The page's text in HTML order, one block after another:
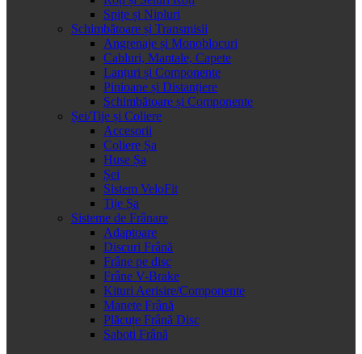
Spițe și Nipluri
Schimbătoare și Transmisii
Angrenaje și Monoblocuri
Cabluri, Mantale, Capete
Lanțuri și Componente
Pinioane și Distanțiere
Schimbătoare și Componente
Șei/Tije și Coliere
Accesorii
Coliere Șa
Huse Șa
Șei
Sistem VeloFit
Tije Șa
Sisteme de Frânare
Adaptoare
Discuri Frână
Frâne pe disc
Frâne V-Brake
Kituri Aerisire/Componente
Manete Frână
Plăcuțe Frână Disc
Saboti Frână